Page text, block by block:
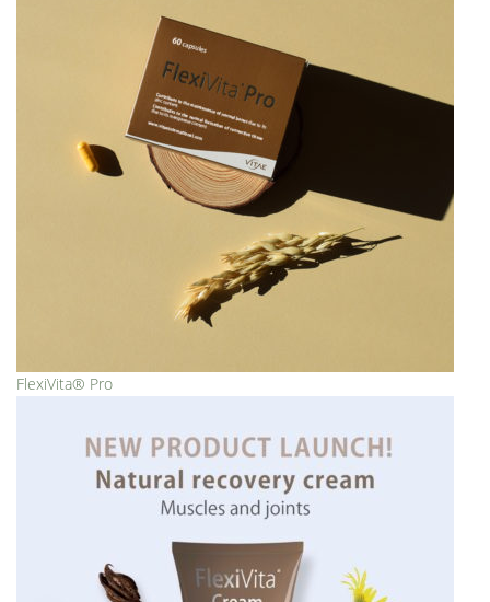
FlexiVita® Pro